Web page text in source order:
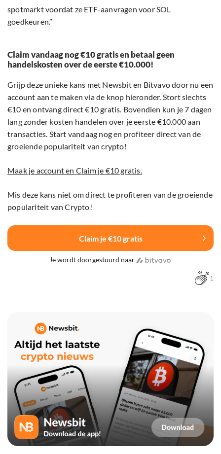
spotmarkt voordat ze ETF-aanvragen voor SOL
goedkeuren.”
Claim vandaag nog €10 gratis en betaal geen
handelskosten over de eerste €10.000!
Grijp deze unieke kans met Newsbit en Bitvavo door nu een
account aan te maken via de knop hieronder. Stort slechts
€10 en ontvang direct €10 gratis. Bovendien kun je 7 dagen
lang zonder kosten handelen over je eerste €10.000 aan
transacties. Start vandaag nog en profiteer direct van de
groeiende populariteit van crypto!
Maak je account en Claim je €10 gratis.
Mis deze kans niet om direct te profiteren van de groeiende
populariteit van Crypto!
Claim je €10 gratis
Je wordt doorgestuurd naar
1